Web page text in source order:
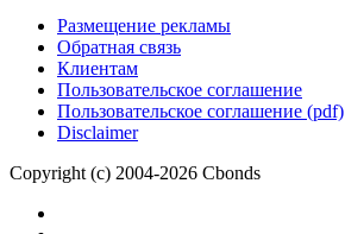
Размещение рекламы
Обратная связь
Клиентам
Пользовательское соглашение
Пользовательское соглашение (pdf)
Disclaimer
Copyright (c) 2004-2026 Cbonds